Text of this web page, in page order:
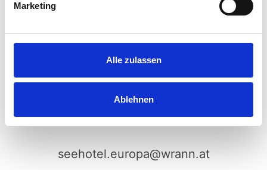
Marketing
Alle zulassen
Ablehnen
Wrannpark 1-3, A – 9220 Velden am
seehotel.europa@wrann.at